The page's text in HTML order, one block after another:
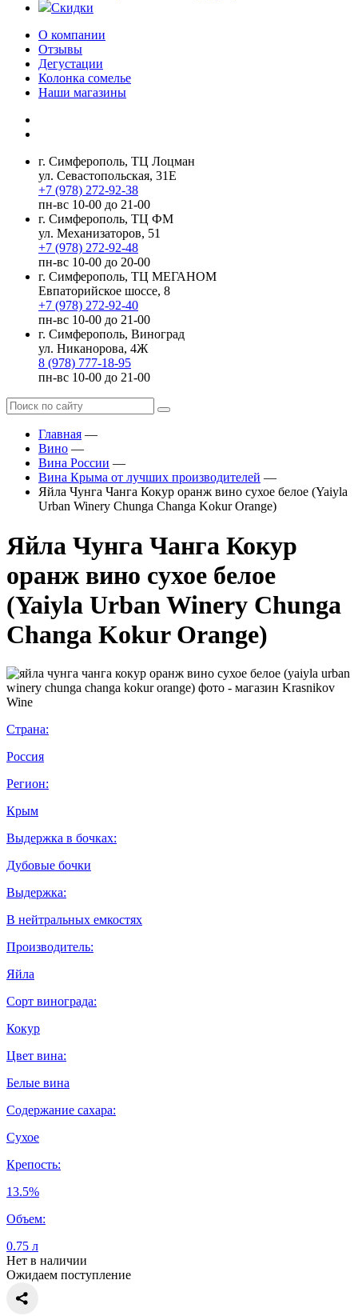
Скидки
О компании
Отзывы
Дегустации
Колонка сомелье
Наши магазины
г. Симферополь, ТЦ Лоцман
ул. Севастопольская, 31Е
+7 (978) 272-92-38
пн-вс 10-00 до 21-00
г. Симферополь, ТЦ ФМ
ул. Механизаторов, 51
+7 (978) 272-92-48
пн-вс 10-00 до 20-00
г. Симферополь, ТЦ МЕГАНОМ
Евпаторийское шоссе, 8
+7 (978) 272-92-40
пн-вс 10-00 до 21-00
г. Симферополь, Виноград
ул. Никанорова, 4Ж
8 (978) 777-18-95
пн-вс 10-00 до 21-00
Главная —
Вино —
Вина России —
Вина Крыма от лучших производителей —
Яйла Чунга Чанга Кокур оранж вино сухое белое (Yaiyla
Urban Winery Chunga Changa Kokur Orange)
Яйла Чунга Чанга Кокур
оранж вино сухое белое
(Yaiyla Urban Winery Chunga
Changa Kokur Orange)
Страна:
Россия
Регион:
Крым
Выдержка в бочках:
Дубовые бочки
Выдержка:
В нейтральных емкостях
Производитель:
Яйла
Сорт винограда:
Кокур
Цвет вина:
Белые вина
Содержание сахара:
Сухое
Крепость:
13.5%
Объем:
0.75 л
Нет в наличии
Ожидаем поступление